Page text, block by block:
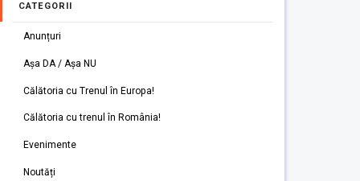
CATEGORII
Anunțuri
Așa DA / Așa NU
Călătoria cu Trenul în Europa!
Călătoria cu trenul în România!
Evenimente
Noutăți